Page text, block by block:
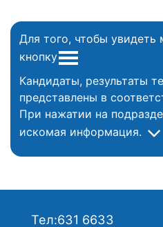
Для того, чтобы
кнопку
Кандидаты, результаты
представлены в
При нажатии на
искомая информация.
Тел:631 6633